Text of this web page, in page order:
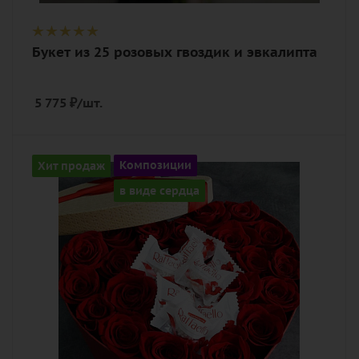
Букет из 25 розовых гвоздик и эвкалипта
5 775 ₽/шт.
Хит продаж Композиции
в виде сердца
Количество
25
алый, бордовый, красный, чайный
Описание
роза, оазис, коробка в виде сердца,
конфеты Raffaello